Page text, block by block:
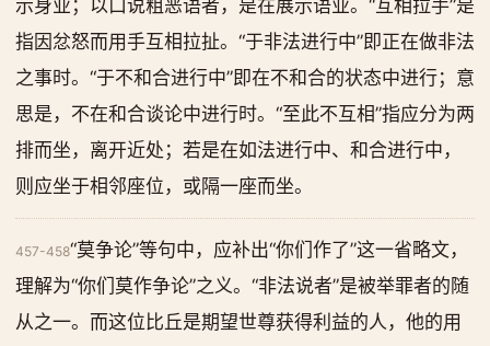
示身业；以口说粗恶语者，是在展示语业。“互相拉手”是
指因忿怒而用手互相拉扯。“于非法进行中”即正在做非法
之事时。“于不和合进行中”即在不和合的状态中进行；意
思是，不在和合谈论中进行时。“至此不互相”指应分为两
排而坐，离开近处；若是在如法进行中、和合进行中，
则应坐于相邻座位，或隔一座而坐。
457-458“莫争论”等句中，应补出“你们作了”这一省略文，
理解为“你们莫作争论”之义。“非法说者”是被举罪者的随
从之一。而这位比丘是期望世尊获得利益的人，他的用